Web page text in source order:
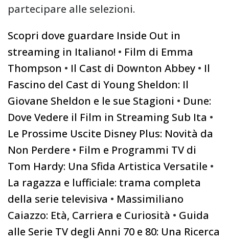
partecipare alle selezioni.
Scopri dove guardare Inside Out in
streaming in Italiano! • Film di Emma
Thompson • Il Cast di Downton Abbey • Il
Fascino del Cast di Young Sheldon: Il
Giovane Sheldon e le sue Stagioni • Dune:
Dove Vedere il Film in Streaming Sub Ita •
Le Prossime Uscite Disney Plus: Novità da
Non Perdere • Film e Programmi TV di
Tom Hardy: Una Sfida Artistica Versatile •
La ragazza e lufficiale: trama completa
della serie televisiva • Massimiliano
Caiazzo: Età, Carriera e Curiosità • Guida
alle Serie TV degli Anni 70 e 80: Una Ricerca